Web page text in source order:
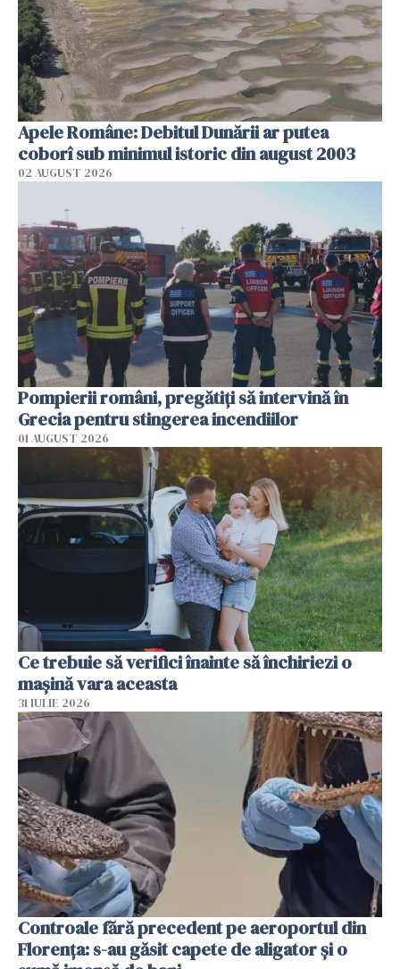
Apele Române: Debitul Dunării ar putea
coborî sub minimul istoric din august 2003
02 AUGUST 2026
Pompierii români, pregătiţi să intervină în
Grecia pentru stingerea incendiilor
01 AUGUST 2026
Ce trebuie să verifici înainte să închiriezi o
mașină vara aceasta
31 IULIE 2026
Controale fără precedent pe aeroportul din
Florența: s-au găsit capete de aligator și o